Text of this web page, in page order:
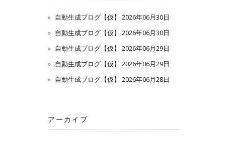
自動生成ブログ【仮】 2026年06月30日
自動生成ブログ【仮】 2026年06月30日
自動生成ブログ【仮】 2026年06月29日
自動生成ブログ【仮】 2026年06月29日
自動生成ブログ【仮】 2026年06月28日
アーカイブ